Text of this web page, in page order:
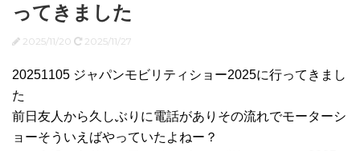
ってきました
2025/11/20 2025/11/27
20251105 ジャパンモビリティショー2025に行ってきまし
た
前日友人から久しぶりに電話がありその流れでモーターシ
ョーそういえばやっていたよねー？